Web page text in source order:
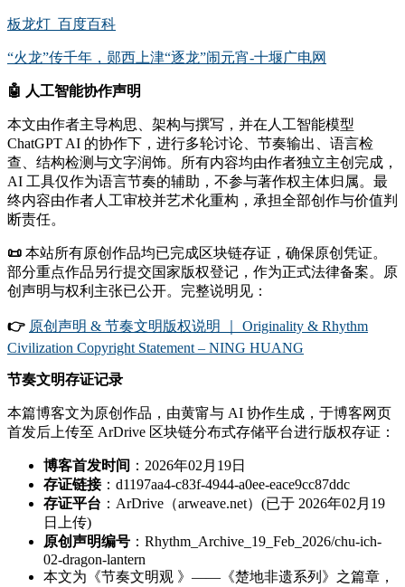
板龙灯_百度百科
“火龙”传千年，郧西上津“逐龙”闹元宵-十堰广电网
🤖 人工智能协作声明
本文由作者主导构思、架构与撰写，并在人工智能模型
ChatGPT AI 的协作下，进行多轮讨论、节奏输出、语言检
查、结构检测与文字润饰。所有内容均由作者独立主创完成，
AI 工具仅作为语言节奏的辅助，不参与著作权主体归属。最
终内容由作者人工审校并艺术化重构，承担全部创作与价值判
断责任。
📜 本站所有原创作品均已完成区块链存证，确保原创凭证。
部分重点作品另行提交国家版权登记，作为正式法律备案。原
创声明与权利主张已公开。完整说明见：
👉 原创声明 & 节奏文明版权说明 ｜ Originality & Rhythm
Civilization Copyright Statement – NING HUANG
节奏文明存证记录
本篇博客文为原创作品，由黄甯与 AI 协作生成，于博客网页
首发后上传至 ArDrive 区块链分布式存储平台进行版权存证：
博客首发时间 ：2026年02月19日
存证链接：d1197aa4-c83f-4944-a0ee-eace9cc87ddc
存证平台 ：ArDrive（arweave.net）(已于 2026年02月19
日上传)
原创声明编号 ：Rhythm_Archive_19_Feb_2026/chu-ich-
02-dragon-lantern
本文为《节奏文明观 》——《楚地非遗系列》之篇章，